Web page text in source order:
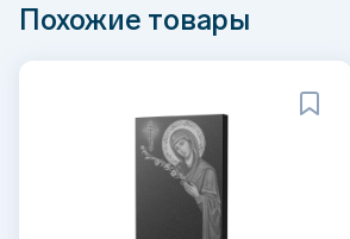
Похожие товары